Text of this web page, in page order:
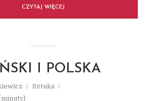
CZYTAJ WIĘCEJ
I POLSKA
Sztuka